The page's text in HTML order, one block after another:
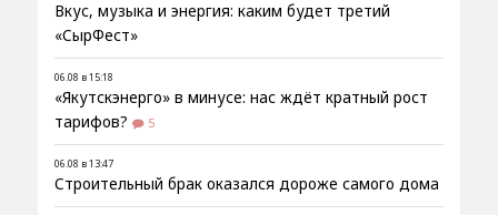
Вкус, музыка и энергия: каким будет третий
«СырФест»
06.08 в 15:18
«Якутскэнерго» в минусе: нас ждёт кратный рост
тарифов?
5
06.08 в 13:47
Строительный брак оказался дороже самого дома